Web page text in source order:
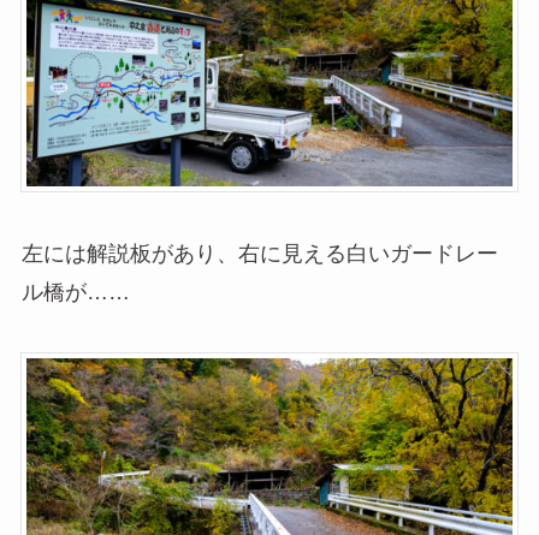
左には解説板があり、右に見える白いガードレー
ル橋が……